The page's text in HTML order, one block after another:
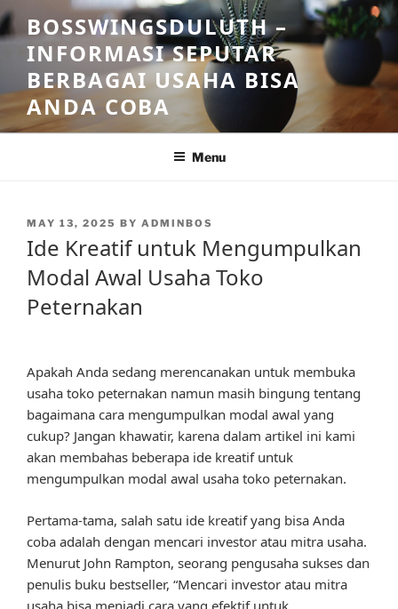
Skip
to
content
BOSSWINGSDULUTH –
INFORMASI SEPUTAR
BERBAGAI USAHA BISA
ANDA COBA
Menu
POSTED
ON
MAY 13, 2025 BY ADMINBOS
Ide Kreatif untuk Mengumpulkan
Modal Awal Usaha Toko
Peternakan
Apakah Anda sedang merencanakan untuk membuka
usaha toko peternakan namun masih bingung tentang
bagaimana cara mengumpulkan modal awal yang
cukup? Jangan khawatir, karena dalam artikel ini kami
akan membahas beberapa ide kreatif untuk
mengumpulkan modal awal usaha toko peternakan.
Pertama-tama, salah satu ide kreatif yang bisa Anda
coba adalah dengan mencari investor atau mitra usaha.
Menurut John Rampton, seorang pengusaha sukses dan
penulis buku bestseller, “Mencari investor atau mitra
usaha bisa menjadi cara yang efektif untuk